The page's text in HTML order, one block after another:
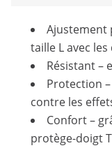
Ajustement
taille L avec
Résistant –
Protection
contre les
Confort –
protège-doigt